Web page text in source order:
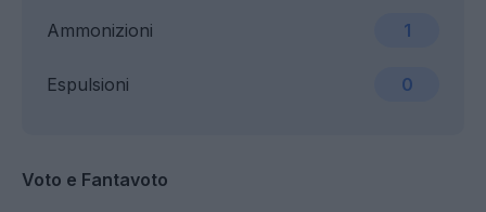
Ammonizioni 1
Espulsioni 0
Voto e Fantavoto